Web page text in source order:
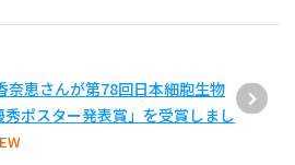
奈恵さんが第78回日本細胞生物
ポスター発表賞」を受賞しまし